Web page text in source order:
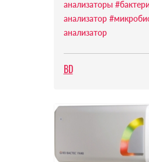
анализаторы
анализатор
анализатор
BD